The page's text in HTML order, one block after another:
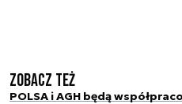
Zobacz też
POLSA i AGH będą